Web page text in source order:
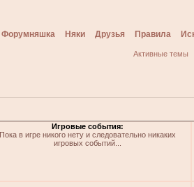
Форумняшка Няки Друзья Правила
Активные темы
Игровые события:
Пока в игре никого нету и следовательно никаких
игровых событий...